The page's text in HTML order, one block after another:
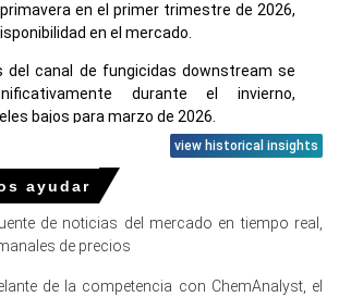
en el primer trimestre de 2026,
en el mercado.
del canal de fungicidas downstream se
durante el invierno,
bajos para marzo de 2026.
en Europa
en el primer trimestre de 2026,
view historical insights
ayudar
de noticias del mercado en tiempo real,
de precios
de la competencia con ChemAnalyst, el